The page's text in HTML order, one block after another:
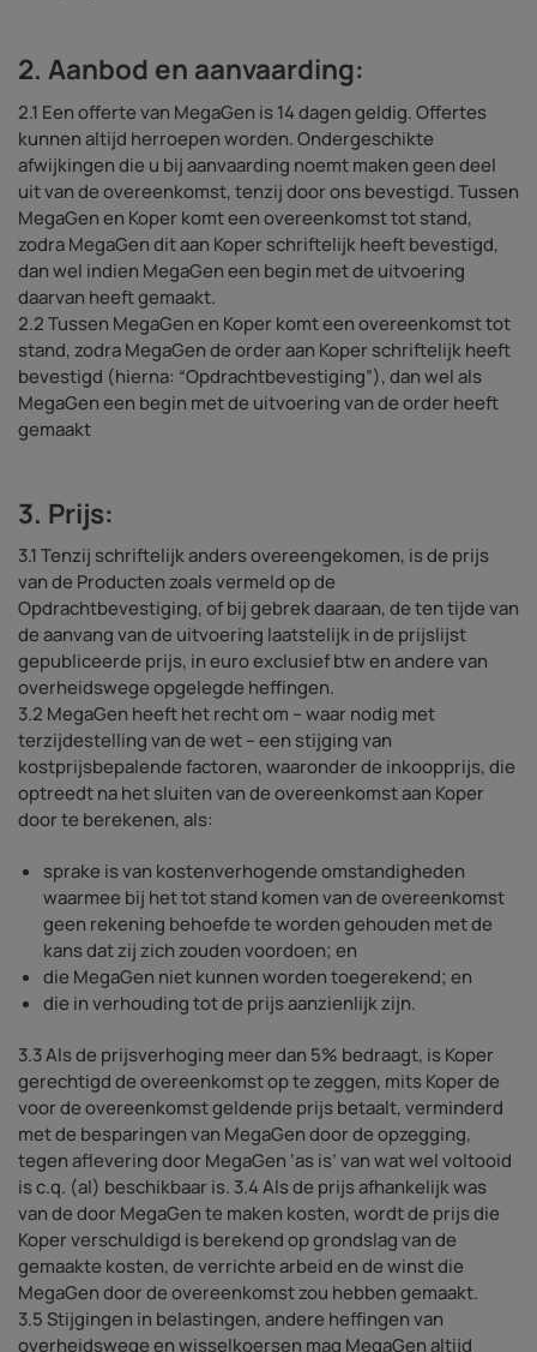
2. Aanbod en aanvaarding:
2.1 Een offerte van MegaGen is 14 dagen geldig. Offertes
kunnen altijd herroepen worden. Ondergeschikte
afwijkingen die u bij aanvaarding noemt maken geen deel
uit van de overeenkomst, tenzij door ons bevestigd. Tussen
MegaGen en Koper komt een overeenkomst tot stand,
zodra MegaGen dit aan Koper schriftelijk heeft bevestigd,
dan wel indien MegaGen een begin met de uitvoering
daarvan heeft gemaakt.
2.2 Tussen MegaGen en Koper komt een overeenkomst tot
stand, zodra MegaGen de order aan Koper schriftelijk heeft
bevestigd (hierna: “Opdrachtbevestiging”), dan wel als
MegaGen een begin met de uitvoering van de order heeft
gemaakt
3. Prijs:
3.1 Tenzij schriftelijk anders overeengekomen, is de prijs
van de Producten zoals vermeld op de
Opdrachtbevestiging, of bij gebrek daaraan, de ten tijde van
de aanvang van de uitvoering laatstelijk in de prijslijst
gepubliceerde prijs, in euro exclusief btw en andere van
overheidswege opgelegde heffingen.
3.2 MegaGen heeft het recht om – waar nodig met
terzijdestelling van de wet – een stijging van
kostprijsbepalende factoren, waaronder de inkoopprijs, die
optreedt na het sluiten van de overeenkomst aan Koper
door te berekenen, als:
sprake is van kostenverhogende omstandigheden
waarmee bij het tot stand komen van de overeenkomst
geen rekening behoefde te worden gehouden met de
kans dat zij zich zouden voordoen; en
die MegaGen niet kunnen worden toegerekend; en
die in verhouding tot de prijs aanzienlijk zijn.
3.3 Als de prijsverhoging meer dan 5% bedraagt, is Koper
gerechtigd de overeenkomst op te zeggen, mits Koper de
voor de overeenkomst geldende prijs betaalt, verminderd
met de besparingen van MegaGen door de opzegging,
tegen aflevering door MegaGen ‘as is’ van wat wel voltooid
is c.q. (al) beschikbaar is. 3.4 Als de prijs afhankelijk was
van de door MegaGen te maken kosten, wordt de prijs die
Koper verschuldigd is berekend op grondslag van de
gemaakte kosten, de verrichte arbeid en de winst die
MegaGen door de overeenkomst zou hebben gemaakt.
3.5 Stijgingen in belastingen, andere heffingen van
overheidswege en wisselkoersen mag MegaGen altijd